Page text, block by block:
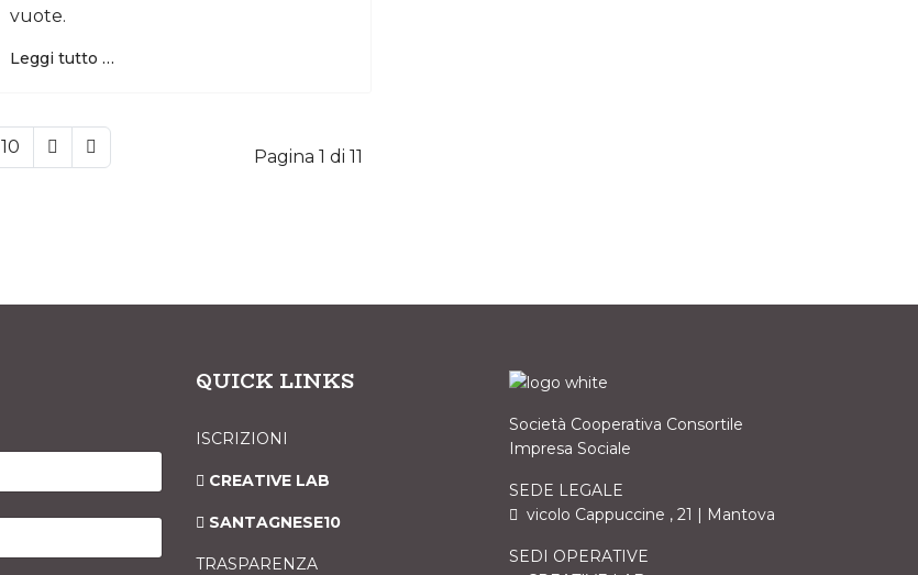
vuote.
Leggi tutto …
Pagina 1 di 11
10
QUICK LINKS
ISCRIZIONI
CREATIVE LAB
SANTAGNESE10
TRASPARENZA
Società Cooperativa Consortile
Impresa Sociale
SEDE LEGALE
vicolo Cappuccine , 21 | Mantova
SEDI OPERATIVE